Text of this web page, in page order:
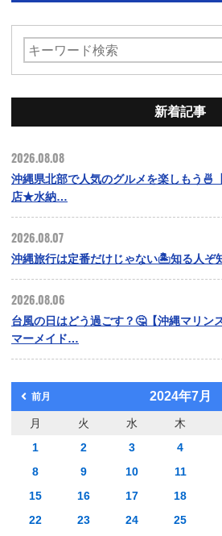
新着記事
2026.08.08
沖縄県北部で人気のグルメを楽しもう🍜
店★水納…
2026.08.07
沖縄旅行は定番だけじゃない🏝️知る人ぞ
2026.08.06
台風の日はどう過ごす？🤔【沖縄マリン
マーメイド…
前月 2024年7月
月 火 水 木
1
2 3 4
8
9 10 11
15
16 17 18
22
23 24 25